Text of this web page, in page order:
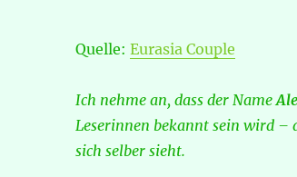
Quelle: Eurasia Couple
Ich nehme an, dass der Name
Leserinnen bekannt sein wird –
sich selber sieht.